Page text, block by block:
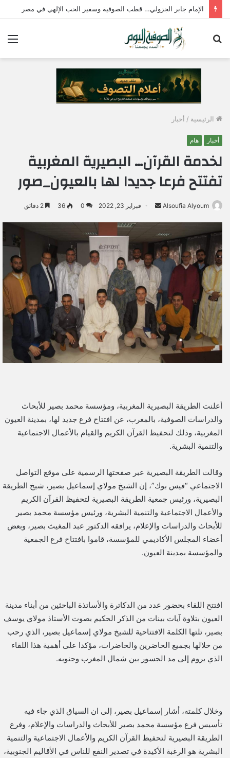
الإمام جابر الجزولي… قطب الصوفية وسفير الحب الإلهي في مصر
الرئيسية / أخبار
أخبار هام
لخدمة القرآن… البصيرية المغربية
تفتتح فرعا جديدا لها بالعيون_صور
Alsoufia Alyoum
ل
ر
ي
د
ا
ك
ت
فبراير 23, 2022 0
36
أعلنت الطريقة البصيرية المغربية، ومؤسسة محمد بصير للأبحاث
والدراسات الصوفية، بالمغرب، عن افتتاح فرع جديد لها، بمدينة العيون
المغربية، وذلك لتحفيظ القرآن الكريم والقيام بالأعمال الاجتماعية
والتنمية البشرية.
وقالت الطريقة البصيرية عبر صفحتها الرسمية على موقع التواصل
الاجتماعي “فيس بوك”، إن الشيخ مولاي إسماعيل بصير، شيخ الطريقة
البصيرية، ورئيس جمعية الطريقة البصيرية لتحفيظ القرآن الكريم
والأعمال الاجتماعية والتنمية البشرية، ورئيس مؤسسة محمد بصير
للأبحاث والدراسات والإعلام، يرافقه الدكتور عبد المغيث بصير، وبعض
أعضاء المجلس الأكاديمي للمؤسسة، قاموا بافتتاح فرع الجمعية
والمؤسسة بمدينة العيون.
افتتح اللقاء بحضور عدد من الدكاترة والأساتذة الباحثين من أبناء مدينة
العيون بتلاوة آيات بينات من الذكر الحكيم بصوت الأستاذ مولاي يوسف
بصير، تلتها الكلمة الافتتاحية للشيخ مولاي إسماعيل بصير، الذي رحب
من خلالها بجميع الحاضرين والحاضرات، مؤكدا على أهمية هذا اللقاء
الذي يروم إلى مد الجسور بين شمال المغرب وجنوبه.
وخلال كلمته، أشار إسماعيل بصير، إلى ان السياق الذي جاء فيه
تأسيس فرع مؤسسة محمد بصير للأبحاث والدراسات والإعلام، وفرع
الطريقة البصيرية لتحفيظ القرآن الكريم والأعمال الاجتماعية والتنمية
البشرية هو الرغبة الأكيدة في تصدير النفع للناس في الأقاليم الجنوبية،